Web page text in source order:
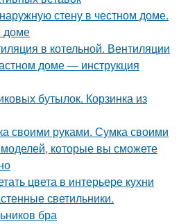
стену в честном доме.
доме
в котельной. Вентиляции
доме — инструкция
бутылок. Корзинка из
своими руками. Сумка своими
которые вы сможете
цвета в интерьере кухни
светильники.
бра